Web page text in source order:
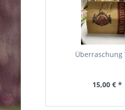
Überraschung
15,00 € *